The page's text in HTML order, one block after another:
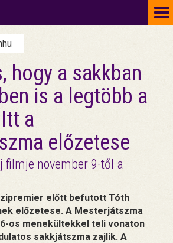
hogy a sakkban
is a legtöbb a
a
előzetese
filmje november 9-től a
előtt befutott Tóth
előzetese. A Mesterjátszma
os menekültekkel teli vonaton
sakkjátszma zajlik. A